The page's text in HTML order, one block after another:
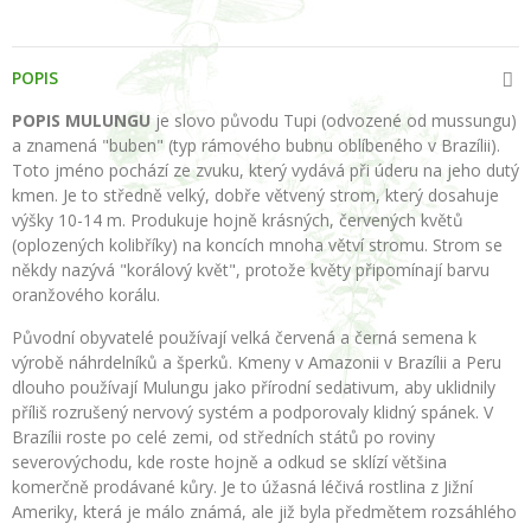
POPIS
POPIS MULUNGU je slovo původu Tupi (odvozené od mussungu)
a znamená "buben" (typ rámového bubnu oblíbeného v Brazílii).
Toto jméno pochází ze zvuku, který vydává při úderu na jeho dutý
kmen. Je to středně velký, dobře větvený strom, který dosahuje
výšky 10-14 m. Produkuje hojně krásných, červených květů
(oplozených kolibříky) na koncích mnoha větví stromu. Strom se
někdy nazývá "korálový květ", protože květy připomínají barvu
oranžového korálu.
Původní obyvatelé používají velká červená a černá semena k
výrobě náhrdelníků a šperků. Kmeny v Amazonii v Brazílii a Peru
dlouho používají Mulungu jako přírodní sedativum, aby uklidnily
příliš rozrušený nervový systém a podporovaly klidný spánek. V
Brazílii roste po celé zemi, od středních států po roviny
severovýchodu, kde roste hojně a odkud se sklízí většina
komerčně prodávané kůry. Je to úžasná léčivá rostlina z Jižní
Ameriky, která je málo známá, ale již byla předmětem rozsáhlého